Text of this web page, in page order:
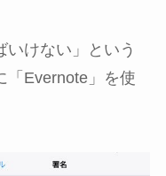
けない」という
「Evernote」を使